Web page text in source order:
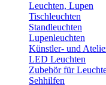
Leuchten, Lupen
Tischleuchten
Standleuchten
Lupenleuchten
Künstler- und
LED Leuchten
Zubehör für
Sehhilfen